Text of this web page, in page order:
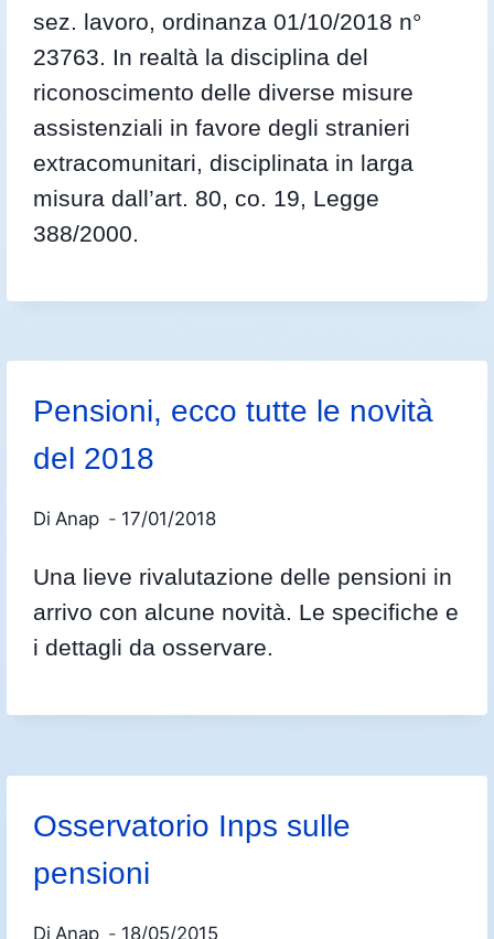
sez. lavoro, ordinanza 01/10/2018 n°
23763. In realtà la disciplina del
riconoscimento delle diverse misure
assistenziali in favore degli stranieri
extracomunitari, disciplinata in larga
misura dall’art. 80, co. 19, Legge
388/2000.
Pensioni, ecco tutte le novità
del 2018
Di Anap 17/01/2018
Una lieve rivalutazione delle pensioni in
arrivo con alcune novità. Le specifiche e
i dettagli da osservare.
Osservatorio Inps sulle
pensioni
Di Anap 18/05/2015